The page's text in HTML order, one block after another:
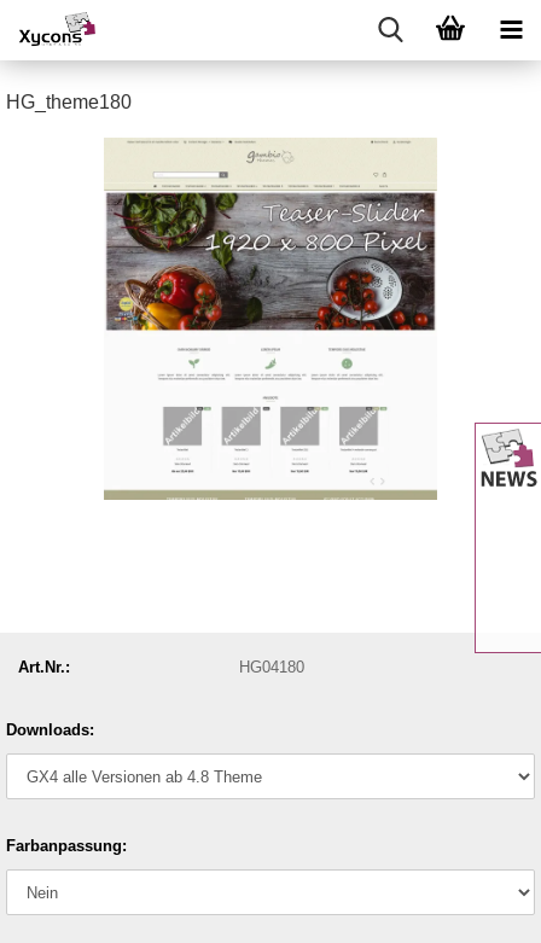
HG_theme180
Art.Nr.: HG04180
Downloads:
Farbanpassung: